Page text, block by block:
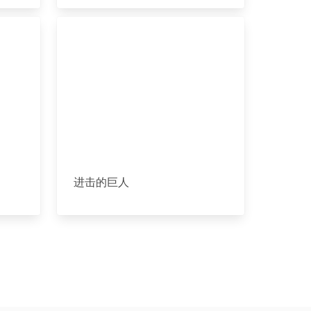
进击的巨人